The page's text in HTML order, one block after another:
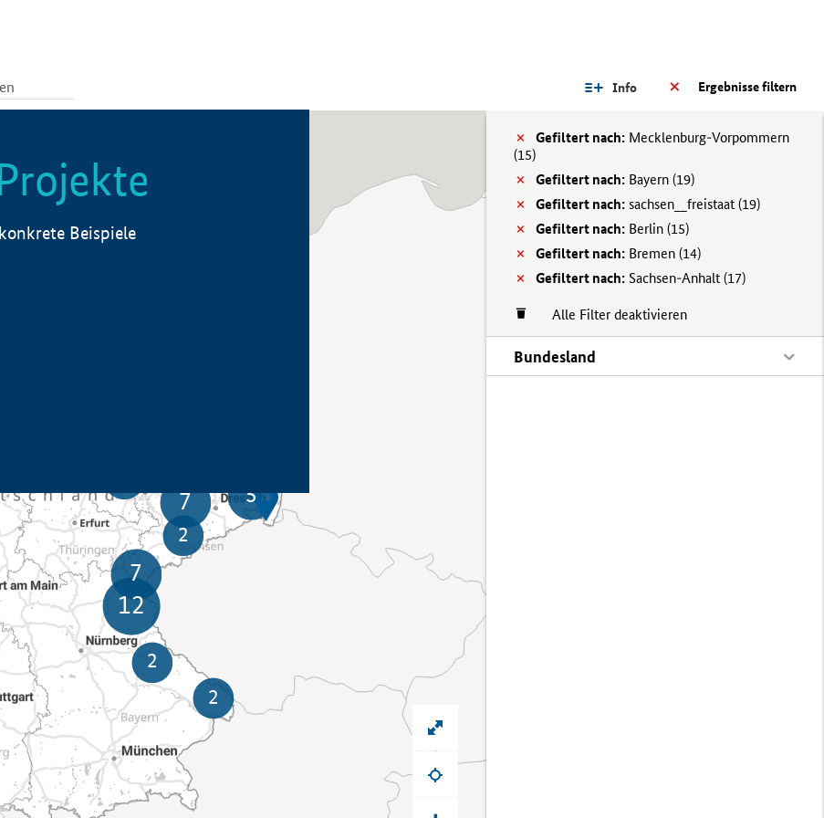
Ergebnisse filtern
Info
Gefiltert nach: Mecklenburg-Vorpommern
(15)
Gefiltert nach: Bayern (19)
Gefiltert nach: sachsen__freistaat (19)
Gefiltert nach: Berlin (15)
Gefiltert nach: Bremen (14)
Gefiltert nach: Sachsen-Anhalt (17)
Alle Filter deaktivieren
Bundesland
Beispiele